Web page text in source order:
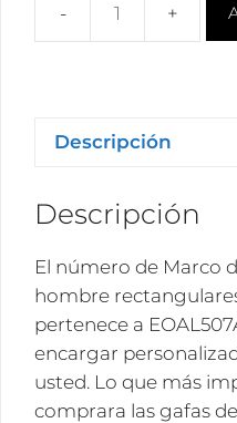
azul
Descripción
Descripción
El número de Marco
hombre
pertenece a
encargar
usted. Lo que más
comprara las gafas